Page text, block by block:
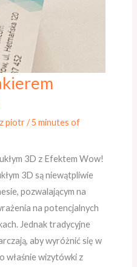
piotr/5 minutes of
3D z Efektem Wow!
3D są niewątpliwie
pozwalającym na
na potencjalnych
Jednak tradycyjne
aby wyróżnić się w
właśnie wizytówki z